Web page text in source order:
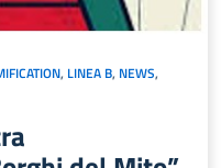
, LINEA B, NEWS,